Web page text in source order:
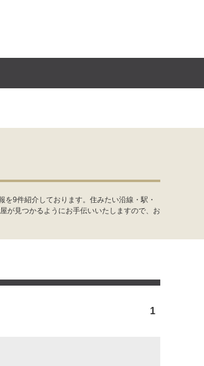
9件紹介しております。住みたい沿線・駅・
が見つかるようにお手伝いいたしますので、お
1